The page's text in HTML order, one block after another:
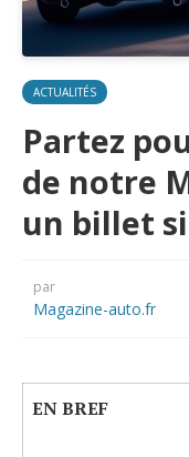
ACTUALITÉS
Partez
de notre
un billet
par
Magazine-auto.fr
EN BREF